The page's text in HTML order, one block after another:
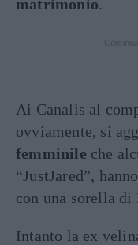
matrimonio.
Ai Canalis al
ovviamente, si
femminile che
“JustJared”,
con una sorella di
Intanto la ex